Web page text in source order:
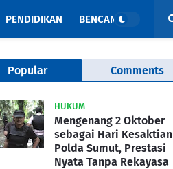
PENDIDIKAN BENCANA
Popular Comments
HUKUM
Mengenang 2 Oktober
sebagai Hari Kesaktian
Polda Sumut, Prestasi
Nyata Tanpa Rekayasa